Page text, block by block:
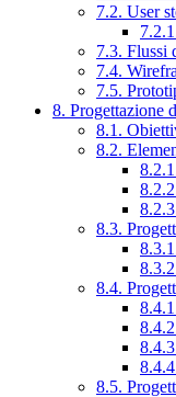
7.2. User
7.3. Flussi
7.4.
7.5.
8. Progettazione
8.1.
8.2.
8.3.
8.4.
8.5.